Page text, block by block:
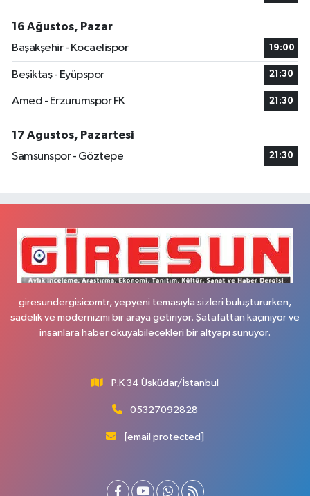
16 Ağustos, Pazar
Başakşehir - Kocaelispor
19:00
Beşiktaş - Eyüpspor 21:30
Amed - Erzurumspor FK 21:30
17 Ağustos, Pazartesi
Samsunspor - Göztepe
21:30
giresundergisicomtr, yepyeni temasıyla sizleri buluştururken,
sadelik ve modernizmi bir araya getiriyor. Şatafattan kaçınıyor ve
insanlara haber okuyabilecekleri bir altyapı sunuyor.
P.K 34 Üsküdar/İstanbul
05327092828
[email protected]